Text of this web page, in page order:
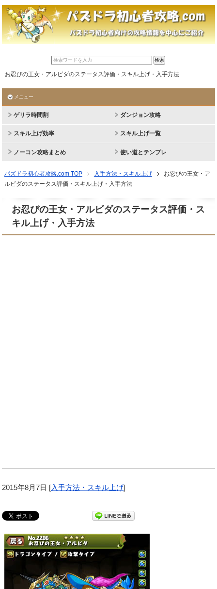
お忍びの王女・アルビダのステータス評価・スキル上げ・入手方法
メニュー
ゲリラ時間割 ダンジョン攻略
スキル上げ効率 スキル上げ一覧
ノーコン攻略まとめ 使い道とテンプレ
パズドラ初心者攻略.com TOP 入手方法・スキル上げ
お忍びの王女・ア
ルビダのステータス評価・スキル上げ・入手方法
お忍びの王女・アルビダのステータス評価・ス
キル上げ・入手方法
2015年8月7日 [入手方法・スキル上げ]